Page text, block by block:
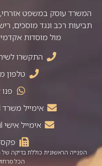
המשרד עוסק במשפט אזרחי,
תביעות רכב ונגד מוסכים,
מול מוסדות
התקשרו לשיחת ייעוץ
טלפון משרד
אימייל משרד
אימייל אישי
פקס 077-3182397
הפנייה הראשונית כוללת בדיקה
הכל